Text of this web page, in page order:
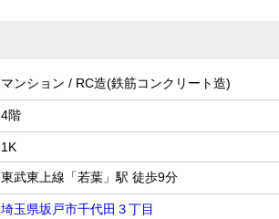
マンション / RC造(鉄筋コンクリート造)
4階
1K
東武東上線「若葉」駅 徒歩9分
埼玉県坂戸市千代田３丁目